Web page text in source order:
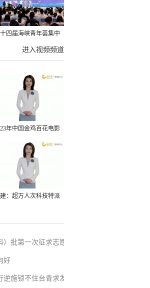
四届海峡青年荟集中
段活动在福州举行
进入视频频道
年中国金鸡百花电影
有福电影巡展31日启动
：超万人次科技特派
）批第一次征求志愿
好
逆施锁不住台青求发